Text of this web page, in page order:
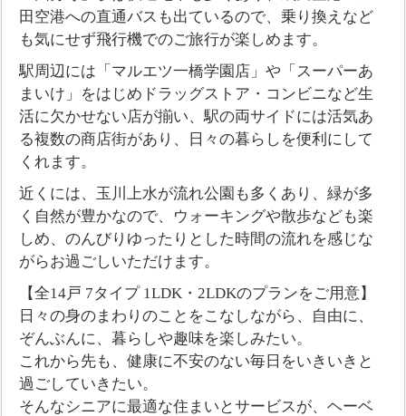
田空港への直通バスも出ているので、乗り換えなど
も気にせず飛行機でのご旅行が楽しめます。
駅周辺には「マルエツ一橋学園店」や「スーパーあ
まいけ」をはじめドラッグストア・コンビニなど生
活に欠かせない店が揃い、駅の両サイドには活気あ
る複数の商店街があり、日々の暮らしを便利にして
くれます。
近くには、玉川上水が流れ公園も多くあり、緑が多
く自然が豊かなので、ウォーキングや散歩なども楽
しめ、のんびりゆったりとした時間の流れを感じな
がらお過ごしいただけます。
【全14戸 7タイプ 1LDK・2LDKのプランをご用意】
日々の身のまわりのことをこなしながら、自由に、
ぞんぶんに、暮らしや趣味を楽しみたい。
これから先も、健康に不安のない毎日をいきいきと
過ごしていきたい。
そんなシニアに最適な住まいとサービスが、ヘーベ